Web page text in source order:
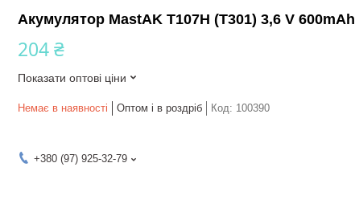
Акумулятор MastAK T107H (T301) 3,6 V 600mAh
204 ₴
Показати оптові ціни
Немає в наявності Оптом і в роздріб Код: 100390
+380 (97) 925-32-79